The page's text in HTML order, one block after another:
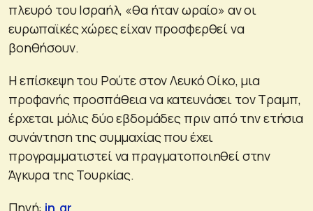
πλευρό του Ισραήλ, «θα ήταν ωραίο» αν οι
ευρωπαϊκές χώρες είχαν προσφερθεί να
βοηθήσουν.
Η επίσκεψη του Ρούτε στον Λευκό Οίκο, μια
προφανής προσπάθεια να κατευνάσει τον Τραμπ,
έρχεται μόλις δύο εβδομάδες πριν από την ετήσια
συνάντηση της συμμαχίας που έχει
προγραμματιστεί να πραγματοποιηθεί στην
Άγκυρα της Τουρκίας.
Πηγή: in.gr